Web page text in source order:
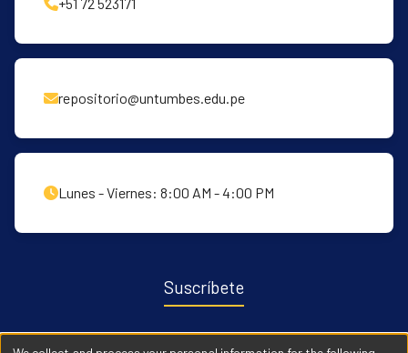
repositorio@untumbes.edu.pe
Lunes - Viernes: 8:00 AM - 4:00 PM
Suscríbete
Recibe notificaciones sobre nuevas publicaciones y eventos